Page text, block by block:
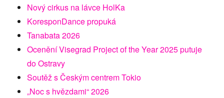
Nový cirkus na lávce HolKa
KoresponDance propuká
Tanabata 2026
Ocenění Visegrad Project of the Year 2025 putuje
do Ostravy
Soutěž s Českým centrem Tokio
„Noc s hvězdami“ 2026